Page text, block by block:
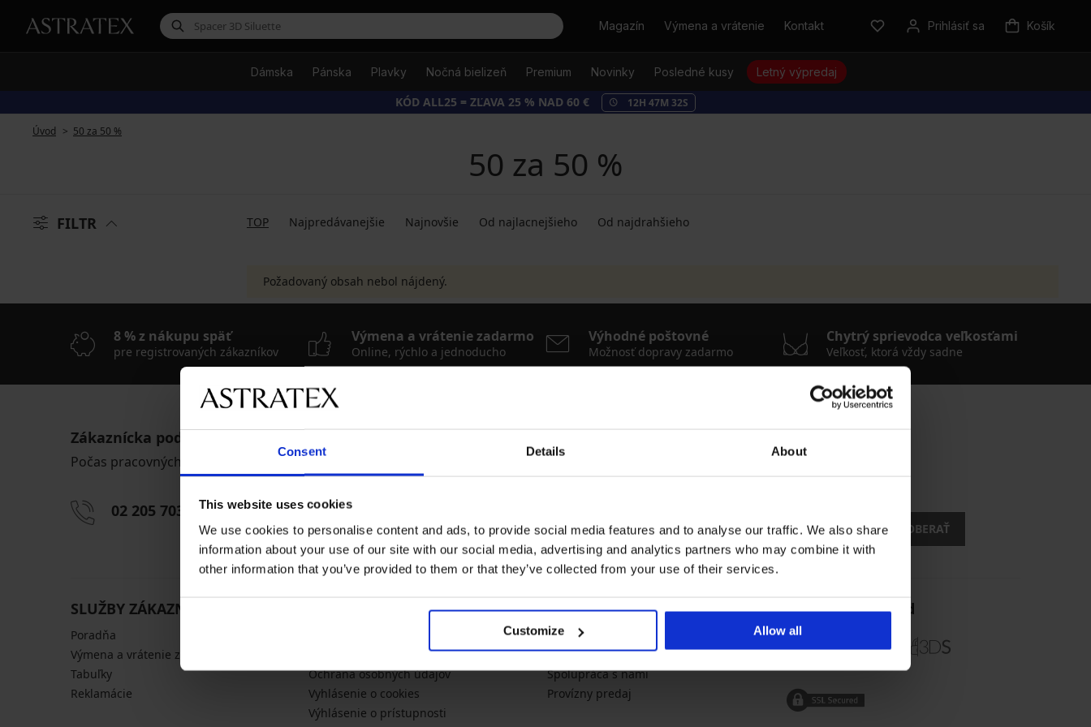
Consent Details About
This website uses cookies
We use cookies to personalise content and ads, to provide social media features and to analyse our traffic. We also share
information about your use of our site with our social media, advertising and analytics partners who may combine it with
other information that you’ve provided to them or that they’ve collected from your use of their services.
Customize Allow all
HľadaťMagazín Výmena a vrátenie Kontakt Prihlásiť sa Košík
Dámska Pánska Plavky Nočná bielizeň Premium Novinky Posledné kusy Letný výpredaj
KÓD ALL25 = ZĽAVA 25 % NAD 60 € 12H 47M 31S
Úvod 50 za 50 %
50 za 50 %
FILTR TOP Najpredávanejšie Najnovšie Od najlacnejšieho Od najdrahšieho
Požadovaný obsah nebol nájdený.
8 % z nákupu späť
pre registrovaných zákazníkov
Výmena a vrátenie zadarmo
Online, rýchlo a jednoducho
Výhodné poštovné
Možnosť dopravy zadarmo
Chytrý sprievodca veľkosťami
Veľkosť, ktorá vždy sadne
Zákaznícka podpora
Počas pracovných dní od 8:00 do 17:00
02 205 703 40 info@astratex.sk
Chcete sa dozvedieť o novinkách?
CHCEM ODOBERAŤ
SLUŽBY ZÁKAZNÍKOM
Poradňa
Výmena a vrátenie zadarmo
Tabuľky
Reklamácie
VŠEOBECNÉ INFORMÁCIE
Obchodné podmienky
Ochrana osobných údajov
Vyhlásenie o cookies
Výhlásenie o prístupnosti
O SPOLOČNOSTI
O Astratex.sk
Kontakt
Spolupráca s nami
Provízny predaj
Spoľahlivý obchod